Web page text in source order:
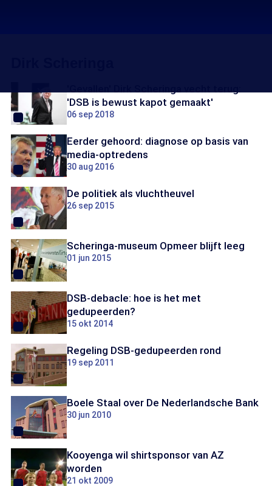
'DSB is bewust kapot gemaakt'
06 sep 2018
Eerder gehoord: diagnose op basis van
media-optredens
30 aug 2016
De politiek als vluchtheuvel
26 sep 2015
Scheringa-museum Opmeer blijft leeg
01 jun 2015
DSB-debacle: hoe is het met
gedupeerden?
15 okt 2014
Regeling DSB-gedupeerden rond
19 sep 2011
Boele Staal over De Nederlandsche Bank
30 jun 2010
Kooyenga wil shirtsponsor van AZ
worden
21 okt 2009